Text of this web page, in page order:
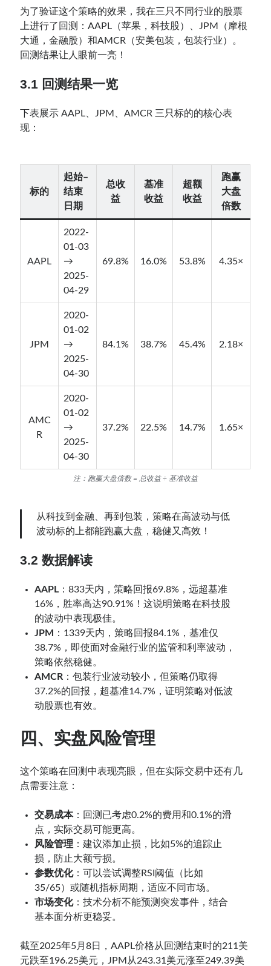
为了验证这个策略的效果，我在三只不同行业的股票
上进行了回测：AAPL（苹果，科技股）、JPM（摩根
大通，金融股）和AMCR（安美包装，包装行业）。
回测结果让人眼前一亮！
3.1 回测结果一览
下表展示 AAPL、JPM、AMCR 三只标的的核心表
现：
标的
起始–
结束
日期
总收
益
基准
收益
超额
收益
跑赢
大盘
倍数
AAPL
2022-
01-03
→
2025-
04-29
69.8% 16.0% 53.8% 4.35×
JPM
2020-
01-02
→
2025-
04-30
84.1% 38.7% 45.4% 2.18×
AMC
R
2020-
01-02
→
2025-
04-30
37.2% 22.5% 14.7% 1.65×
注：跑赢大盘倍数 = 总收益 ÷ 基准收益
从科技到金融、再到包装，策略在高波动与低
波动标的上都能跑赢大盘，稳健又高效！
3.2 数据解读
AAPL ：833天内，策略回报69.8%，远超基准
16%，胜率高达90.91%！这说明策略在科技股
的波动中表现极佳。
JPM
：1339天内，策略回报84.1%，基准仅
38.7%，即使面对金融行业的监管和利率波动，
策略依然稳健。
AMCR ：包装行业波动较小，但策略仍取得
37.2%的回报，超基准14.7%，证明策略对低波
动股票也有效。
四、实盘风险管理
这个策略在回测中表现亮眼，但在实际交易中还有几
点需要注意：
交易成本：回测已考虑0.2%的费用和0.1%的滑
点，实际交易可能更高。
风险管理 ：建议添加止损，比如5%的追踪止
损，防止大额亏损。
参数优化：可以尝试调整RSI阈值（比如
35/65）或随机指标周期，适应不同市场。
市场变化：技术分析不能预测突发事件，结合
基本面分析更稳妥。
截至2025年5月8日，AAPL价格从回测结束时的211美
元跌至196.25美元，JPM从243.31美元涨至249.39美